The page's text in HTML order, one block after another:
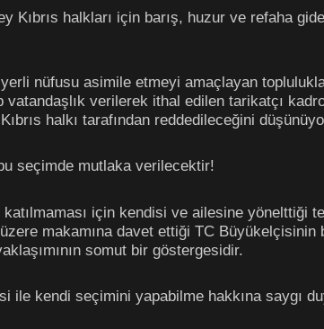
halkları için barış, huzur ve refaha
nüfusu asimile etmeyi amaçlayan
verilerek ithal edilen tarikatçı
halkı tarafından reddedileceğini
seçimde mutlaka verilecektir!
için kendisi ve ailesine yönelttiği
makamına davet ettiği TC Büyükelçisinin
somut bir göstergesidir.
ile kendi seçimini yapabilme hakkına saygı